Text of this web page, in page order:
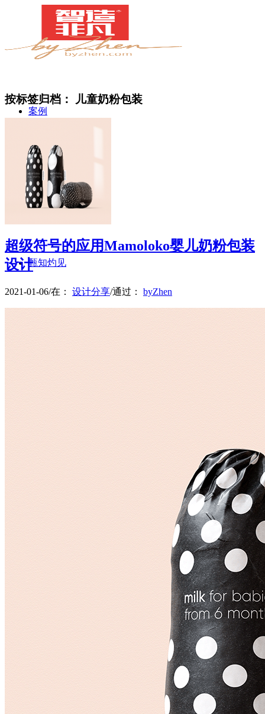
案例
简介
甄知灼见
按标签归档： 儿童奶粉包装
超级符号的应用Mamoloko婴儿奶粉包装
设计
2021-01-06/在： 设计分享/通过： byZhen